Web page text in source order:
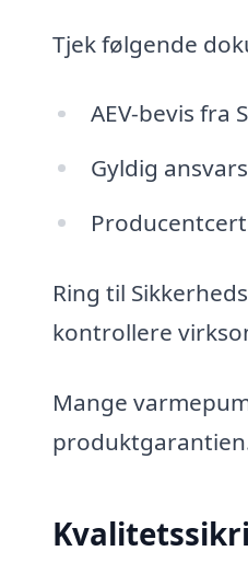
Tjek følgende
AEV-bevis fra
Gyldig
Ring til
kontrollere
Mange